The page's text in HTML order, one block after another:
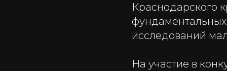
Краснодарского
исследований
На участие в